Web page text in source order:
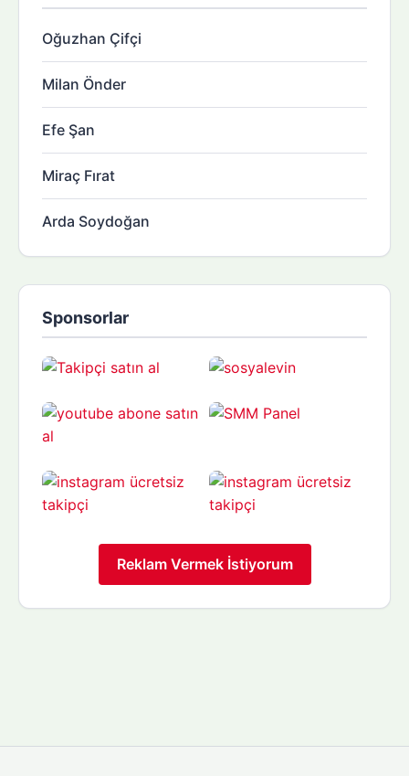
Oğuzhan Çifçi
Milan Önder
Efe Şan
Miraç Fırat
Arda Soydoğan
Sponsorlar
Reklam Vermek İstiyorum